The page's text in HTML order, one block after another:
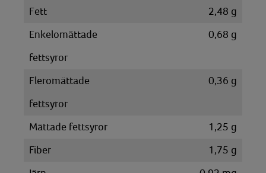
Fett
2,48 g
Enkelomättade
fettsyror
0,68 g
Fleromättade
fettsyror
0,36 g
Mättade fettsyror
1,25 g
Fiber
1,75 g